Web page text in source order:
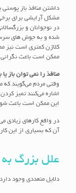
داشتن منافذ باز
مشکل آرایشی برای
در نوجوانان و
شده و به جوش های
کلاژن کمتری است نیز
ممکن است باعث
منافذ را نمی توان باز
وقتی مردم می‌گویند که
اشاره می‌کنند تمیز
این ممکن است باعث
در واقع کارهای زیادی
آن که بسیاری از این
علل بزرگ به
دلایل متعددی وجود